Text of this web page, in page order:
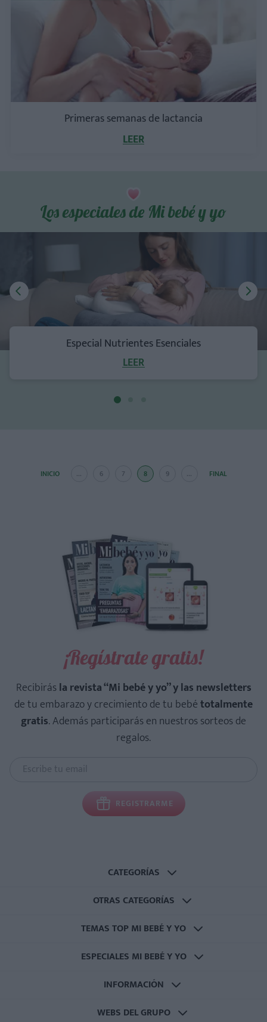
Los especiales de Mi bebé y yo
Especial Nutrientes Esenciales
LEER
Primeras semanas de lactancia
LEER
INICIO ... 6 7 8 9 ... FINAL
¡Regístrate gratis!
Recibirásla revista “Mi bebé y yo” y las newsletters
de tu embarazo y crecimiento de tu bebétotalmente
gratis. Además participarás en nuestros sorteos de
regalos.
REGISTRARME
CATEGORÍAS
OTRAS CATEGORÍAS
TEMAS TOP MI BEBÉ Y YO
ESPECIALES MI BEBÉ Y YO
INFORMACIÓN
WEBS DEL GRUPO